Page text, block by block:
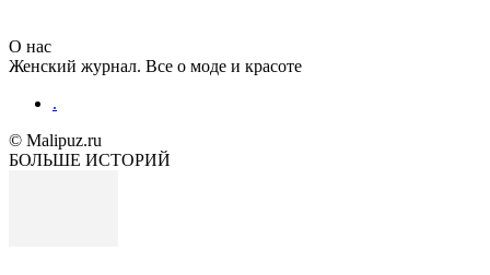
О нас
Женский журнал. Все о моде и красоте
.
© Malipuz.ru
БОЛЬШЕ ИСТОРИЙ